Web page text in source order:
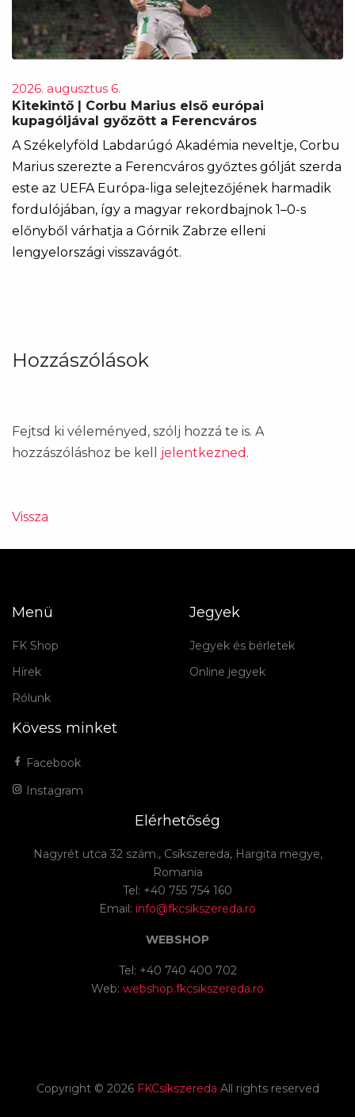
2026. augusztus 6.
Kitekintő | Corbu Marius első európai
kupagóljával győzött a Ferencváros
A Székelyföld Labdarúgó Akadémia neveltje, Corbu
Marius szerezte a Ferencváros győztes gólját szerda
este az UEFA Európa-liga selejtezőjének harmadik
fordulójában, így a magyar rekordbajnok 1–0-s
előnyből várhatja a Górnik Zabrze elleni
lengyelországi visszavágót.
Hozzászólások
Fejtsd ki véleményed, szólj hozzá te is. A
hozzászóláshoz be kell jelentkezned .
Vissza
Menü
FK Shop
Hírek
Rólunk
Jegyek
Jegyek és bérletek
Online jegyek
Kövess minket
Facebook
Instagram
Elérhetőség
Nagyrét utca 32 szám., Csíkszereda, Hargita megye,
Romania
Tel: +40 755 754 160
Email: info@fkcsikszereda.ro
WEBSHOP
Tel: +40 740 400 702
Web: webshop.fkcsikszereda.ro
Copyright © 2026 FKCsíkszereda All rights reserved